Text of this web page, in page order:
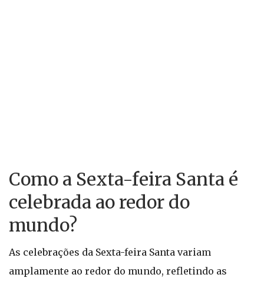
Como a Sexta-feira Santa é
celebrada ao redor do
mundo?
As celebrações da Sexta-feira Santa variam
amplamente ao redor do mundo, refletindo as